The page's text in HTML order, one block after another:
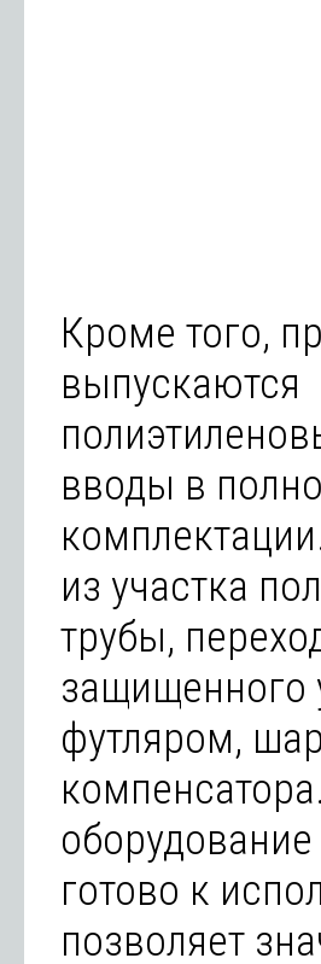
Кроме того,
выпускаются
вводы в
из участка
трубы,
защищенного
футляром,
готово к
позволяет